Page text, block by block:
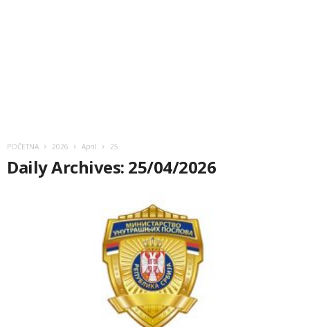
POČETNA 2026 April 25
Daily Archives: 25/04/2026